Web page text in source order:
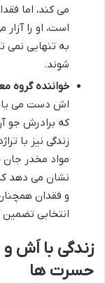
می کند، اما
است، او را
به تنهایی نمی
شوند.
خواننده گروه
اش دست می
که برادرش جو
زندگی نیز با
مواد مخدر جان
نشان می دهد
و فقدان
انتخابی
زندگی با اَش و
حسرت ها